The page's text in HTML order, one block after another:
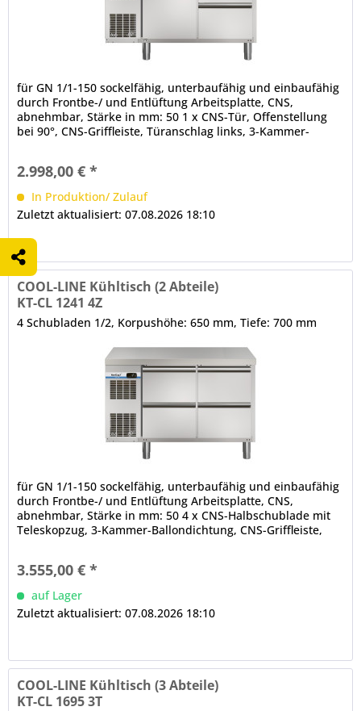
für GN 1/1-150 sockelfähig, unterbaufähig und einbaufähig
durch Frontbe-/ und Entlüftung Arbeitsplatte, CNS,
abnehmbar, Stärke in mm: 50 1 x CNS-Tür, Offenstellung
bei 90°, CNS-Griffleiste, Türanschlag links, 3-Kammer-
CNS-Griffleiste, maximale Tragfähigkeit der Schubladen...
2.998,00 € *
In Produktion/ Zulauf
Zuletzt aktualisiert: 07.08.2026 18:10
COOL-LINE Kühltisch (2 Abteile)
KT-CL 1241 4Z
4 Schubladen 1/2, Korpushöhe: 650 mm, Tiefe: 700 mm
für GN 1/1-150 sockelfähig, unterbaufähig und einbaufähig
durch Frontbe-/ und Entlüftung Arbeitsplatte, CNS,
abnehmbar, Stärke in mm: 50 4 x CNS-Halbschublade mit
Teleskopzug, 3-Kammer-Ballondichtung, CNS-Griffleiste,
der Frontblende) automatische Abtauung (auch...
3.555,00 € *
auf Lager
Zuletzt aktualisiert: 07.08.2026 18:10
COOL-LINE Kühltisch (3 Abteile)
KT-CL 1695 3T